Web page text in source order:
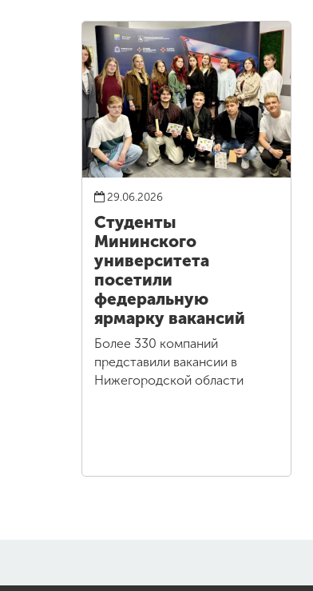
29.06.2026
Студенты
Мининского
университета
посетили
федеральную
ярмарку вакансий
Более 330 компаний
представили вакансии в
Нижегородской области